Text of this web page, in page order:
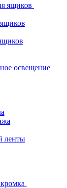
ящиков
освещение
ленты